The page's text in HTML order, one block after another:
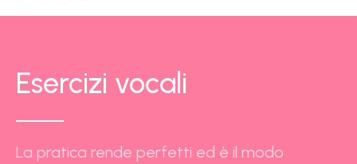
Esercizi vocali
La pratica rende perfetti ed è il modo